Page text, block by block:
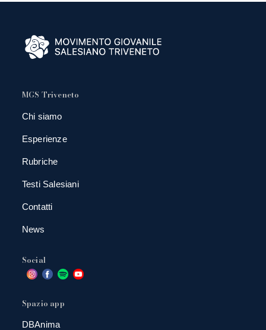
MGS Triveneto
Chi siamo
Esperienze
Rubriche
Testi Salesiani
Contatti
News
Social
Spazio app
DBAnima